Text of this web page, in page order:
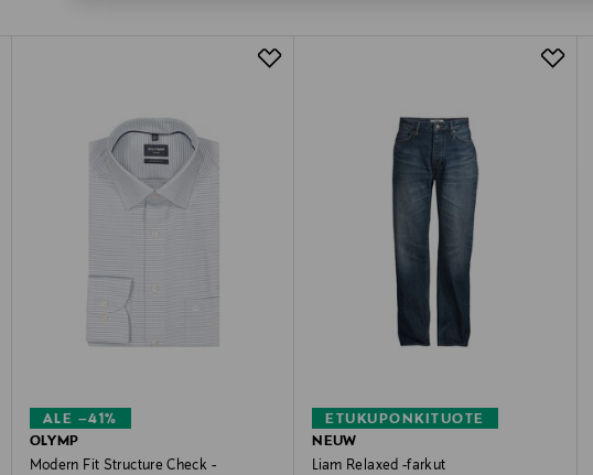
ALE –41%
OLYMP
Modern Fit Structure Check -
ETUKUPONKITUOTE
NEUW
Liam Relaxed -farkut